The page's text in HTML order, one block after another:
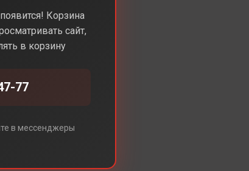
Корзина
сайт,
в корзину
77
в мессенджеры